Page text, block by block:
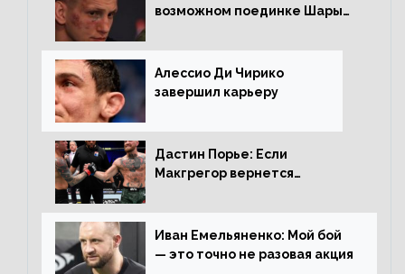
возможном поединке Шары
Копыловым
Алессио Ди Чирико
завершил карьеру
Дастин Порье: Если
Макгрегор вернется
раунда на Чендлера
Иван Емельяненко: Мой бой
— это точно не разовая акция